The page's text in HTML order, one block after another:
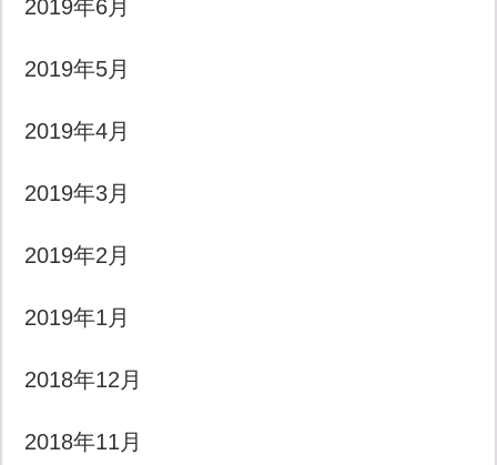
2019年6月
2019年5月
2019年4月
2019年3月
2019年2月
2019年1月
2018年12月
2018年11月